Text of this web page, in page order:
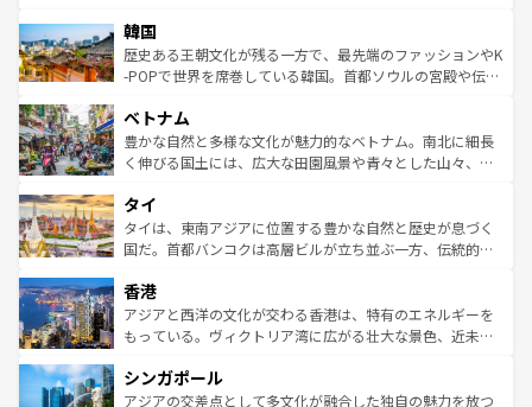
ワイを、存分に味わってほしい。 なお、新着のハワイ情報
はコンテンツ一覧を参照してほしい。
いる。アクティビティも充実しており、サーフィンやダイ
ビング、ハイキングなど、アウトドア好きにはたまらな
い。オーストラリアの多彩な魅力を存分に味わいつくそ
参照してほしい。
ン）、静ひつな山岳地帯である台湾東部など、都市の喧騒
と山間の静けさが共存しており、訪れる人に新しい発見と
驚きをもたらしてくれる。また、奥深い台湾の食文化も魅
容にもいいと評判のスイーツなど、バラエティ豊かな料理
が味わえる。 なお、新着の台湾情報は コンテンツ一覧を参
照してほしい。
韓国
歴史ある王朝文化が残る一方で、最先端のファッションやK
-POPで世界を席巻している韓国。首都ソウルの宮殿や伝統
き、地方に足を延ばせば四季折々の自然美を楽しむことが
できる。そして、キムチや焼肉、絶品のストリートフード
まで、さまざまな韓国料理が待っている。夜には、韓国な
リティに包まれながら、韓国の多彩な魅力を心ゆくまで味
わってみてほしい。 なお、新着の韓国情報はコンテンツ一
覧を参照してほしい。
ベトナム
豊かな自然と多様な文化が魅力的なベトナム。南北に細長
く伸びる国土には、広大な田園風景や青々とした山々、世
急速な発展と共に伝統が息づく。ハノイの古い町並みやホ
ーチミン市のフランス統治時代の建物も、独特の雰囲気を
醸し出している。また、バラエティの豊かさとおいしさで
とつ。フォーやバインミー、ベトナムコーヒーなどは、ぜ
ひ現地で味わいたい。どの地域を訪れてもあたたかい人々
が旅行者を迎えてくれるので、きっと忘れられない旅にな
参照してほしい。
タイ
タイは、東南アジアに位置する豊かな自然と歴史が息づく
国だ。首都バンコクは高層ビルが立ち並ぶ一方、伝統的な
の活気が交差している。北部ではチェンマイなどの山岳地
帯で自然と触れ合い、南部ではプーケットやクラビの美し
いビーチでリゾート気分を楽しむことができる。タイ料理
激する。気候は一年中温暖で、どの季節にも異なる楽しみ
が待っている。親しみやすいタイの人々、仏教を中心とし
香港
アジアと西洋の文化が交わる香港は、特有のエネルギーを
もっている。ヴィクトリア湾に広がる壮大な景色、近未来
み、どこを訪れても感動するはず。観光スポットが密集し
ており、効率よく見どころを回れるのも魅力。息をのむよ
シンガポール
アジアの交差点として多文化が融合した独自の魅力を放つ